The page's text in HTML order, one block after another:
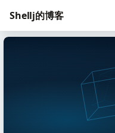
Shellj的博客